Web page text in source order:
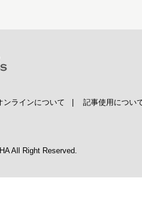
ンラインについて 記事使用につい
All Right Reserved.